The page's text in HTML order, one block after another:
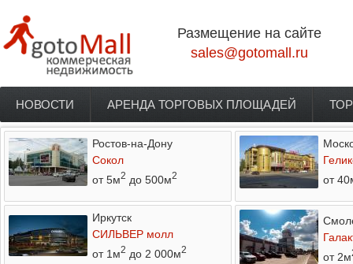
Размещение на сайте
sales@gotomall.ru
Главное меню
НОВОСТИ АРЕНДА ТОРГОВЫХ ПЛОЩАДЕЙ
Ростов-на-Дону
Сокол
от 5м2 до 500м2
от
Иркутск
СИЛЬВЕР молл
от 1м2 до 2 000м2
от 2м